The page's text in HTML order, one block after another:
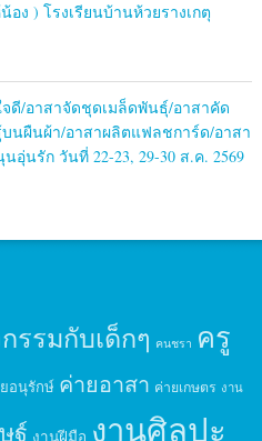
ง ) โรงเรียนบ้านห้วยรางเกตุ
ดี/อาสาจัดชุดเมล็ดพันธุ์/อาสาคัด
บนผืนผ้า/อาสาผลิตแฟลชการ์ด/อาสา
อุ่นรัก วันที่ 22-23, 29-30 ส.ค. 2569
รรมกับเด็กๆ คนชรา ครู
อนุรักษ์ ค่ายอาสา ค่ายเกษตร งาน
ฐ์ งานฝีมือ งานศิลปะ